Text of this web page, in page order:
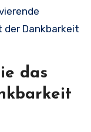
der Dankbarkeit
das